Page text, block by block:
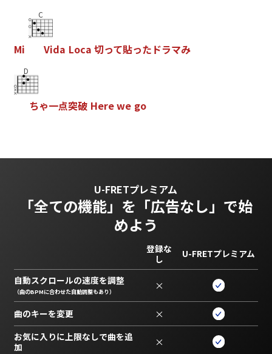
Mi
C
Vida Loca 切って貼った ドラマみ
D
ちゃ一点突破 Herewe go
U-FRETプレミアム
「全ての機能」を 「広告なし」で始
めよう
登録な
し
U-FRETプレミアム
自動スクロールの速度を調整
（曲のBPMに合わせた自動調整もあり） ×
曲のキーを変更 ×
お気に入りに上限なしで曲を追
加
×